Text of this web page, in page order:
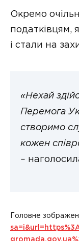
Окремо
податківцям,
і стали на
«Нехай
Перемога
створимо
кожен
–
Головне